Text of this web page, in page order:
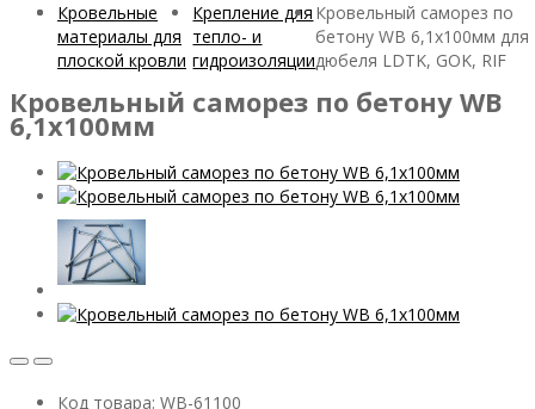
Кровельные
материалы для
плоской кровли
Крепление для
тепло- и
гидроизоляции
Кровельный саморез по
бетону WB 6,1х100мм для
дюбеля LDTK, GOK, RIF
Кровельный саморез по бетону WB
6,1х100мм
Код товара: WB-61100